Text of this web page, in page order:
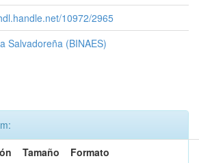
10972/2965
Salvadoreña (BINAES)
Tamaño
Formato